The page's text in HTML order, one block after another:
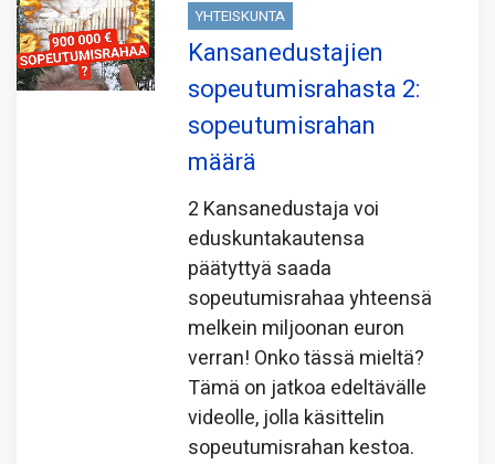
YHTEISKUNTA
Kansanedustajien
sopeutumisrahasta 2:
sopeutumisrahan
määrä
2 Kansanedustaja voi
eduskuntakautensa
päätyttyä saada
sopeutumisrahaa yhteensä
melkein miljoonan euron
verran! Onko tässä mieltä?
Tämä on jatkoa edeltävälle
videolle, jolla käsittelin
sopeutumisrahan kestoa.